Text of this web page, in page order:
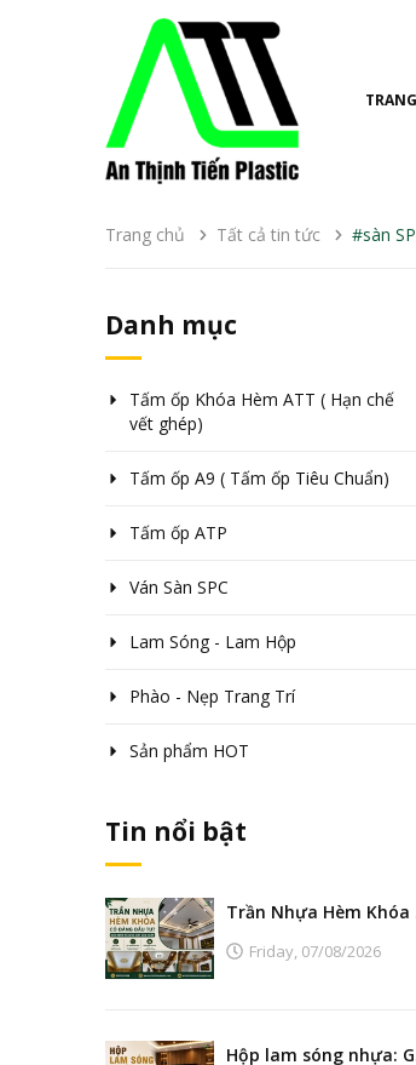
Trang chủ Tất cả tin tức #sàn
Danh mục
Tấm ốp Khóa Hèm ATT ( Hạn chế
vết ghép)
Tấm ốp A9 ( Tấm ốp Tiêu Chuẩn)
Tấm ốp ATP
Ván Sàn SPC
Lam Sóng - Lam Hộp
Phào - Nẹp Trang Trí
Sản phẩm HOT
Tin nổi bật
Friday, 07/08/2026